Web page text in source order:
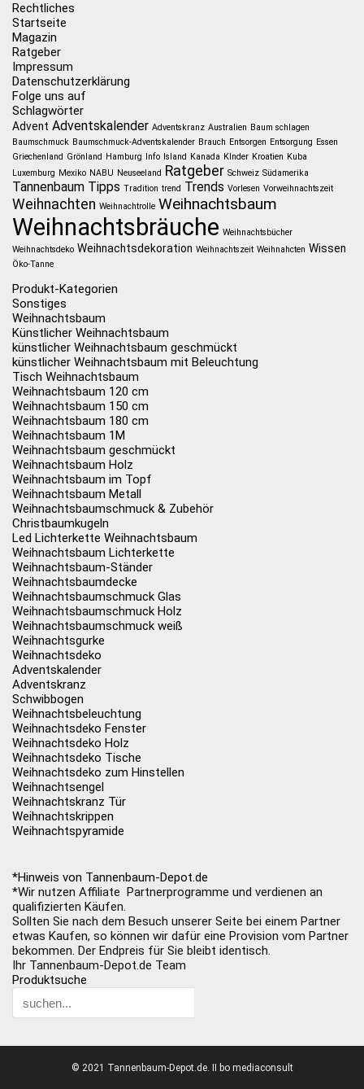
Rechtliches
Startseite
Magazin
Ratgeber
Impressum
Datenschutzerklärung
Folge uns auf
Schlagwörter
Advent Adventskalender Adventskranz Australien Baum schlagen
Baumschmuck Baumschmuck-Adventskalender Brauch Entsorgen Entsorgung Essen
Griechenland Grönland Hamburg Info Island Kanada KInder Kroatien Kuba
Luxemburg Mexiko NABU Neuseeland Ratgeber Schweiz Südamerika
Tannenbaum Tipps Tradition trend Trends Vorlesen Vorweihnachtszeit
Weihnachten Weihnachtrolle Weihnachtsbaum
Weihnachtsbräuche Weihnachtsbücher
Weihnachtsdeko Weihnachtsdekoration Weihnachtszeit Weihnahcten Wissen
Öko-Tanne
Produkt-Kategorien
Sonstiges
Weihnachtsbaum
Künstlicher Weihnachtsbaum
künstlicher Weihnachtsbaum geschmückt
künstlicher Weihnachtsbaum mit Beleuchtung
Tisch Weihnachtsbaum
Weihnachtsbaum 120 cm
Weihnachtsbaum 150 cm
Weihnachtsbaum 180 cm
Weihnachtsbaum 1M
Weihnachtsbaum geschmückt
Weihnachtsbaum Holz
Weihnachtsbaum im Topf
Weihnachtsbaum Metall
Weihnachtsbaumschmuck & Zubehör
Christbaumkugeln
Led Lichterkette Weihnachtsbaum
Weihnachtsbaum Lichterkette
Weihnachtsbaum-Ständer
Weihnachtsbaumdecke
Weihnachtsbaumschmuck Glas
Weihnachtsbaumschmuck Holz
Weihnachtsbaumschmuck weiß
Weihnachtsgurke
Weihnachtsdeko
Adventskalender
Adventskranz
Schwibbogen
Weihnachtsbeleuchtung
Weihnachtsdeko Fenster
Weihnachtsdeko Holz
Weihnachtsdeko Tische
Weihnachtsdeko zum Hinstellen
Weihnachtsengel
Weihnachtskranz Tür
Weihnachtskrippen
Weihnachtspyramide
*Hinweis von Tannenbaum-Depot.de
*Wir nutzen Affiliate Partnerprogramme und verdienen an
qualifizierten Käufen.
Sollten Sie nach dem Besuch unserer Seite bei einem Partner
etwas Kaufen, so können wir dafür eine Provision vom Partner
bekommen. Der Endpreis für Sie bleibt identisch.
Ihr Tannenbaum-Depot.de Team
Produktsuche
© 2021 Tannenbaum-Depot.de. II bo mediaconsult